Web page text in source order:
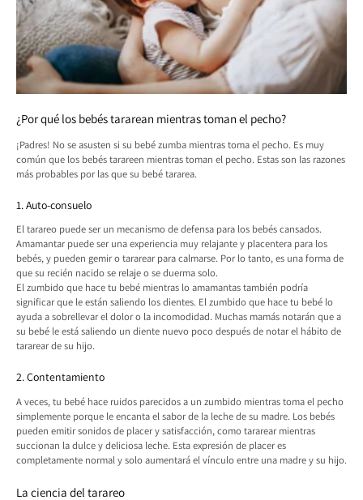
¿Por qué los bebés tararean mientras toman el pecho?
¡Padres! No se asusten si su bebé zumba mientras toma el pecho. Es muy
común que los bebés tarareen mientras toman el pecho. Estas son las razones
más probables por las que su bebé tararea.
1. Auto-consuelo
El tarareo puede ser un mecanismo de defensa para los bebés cansados.
Amamantar puede ser una experiencia muy relajante y placentera para los
bebés, y pueden gemir o tararear para calmarse. Por lo tanto, es una forma de
que su recién nacido se relaje o se duerma solo.
El zumbido que hace tu bebé mientras lo amamantas también podría
significar que le están saliendo los dientes. El zumbido que hace tu bebé lo
ayuda a sobrellevar el dolor o la incomodidad. Muchas mamás notarán que a
su bebé le está saliendo un diente nuevo poco después de notar el hábito de
tararear de su hijo.
2. Contentamiento
A veces, tu bebé hace ruidos parecidos a un zumbido mientras toma el pecho
simplemente porque le encanta el sabor de la leche de su madre. Los bebés
pueden emitir sonidos de placer y satisfacción, como tararear mientras
succionan la dulce y deliciosa leche. Esta expresión de placer es
completamente normal y solo aumentará el vínculo entre una madre y su hijo.
La ciencia del tarareo